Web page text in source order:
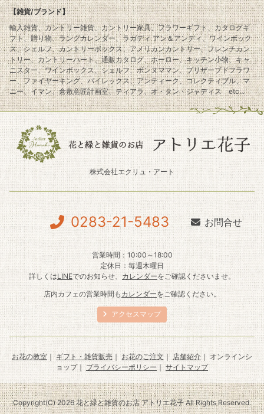
【雑貨/ブランド】
輸入雑貨、カントリー雑貨、カントリー家具、フラワーギフト、カタログギ
フト、贈り物、ラングカレンダー、ラガディ アン＆アンディ、ワインボック
ス、シェルフ、カントリーボックス、アメリカンカントリー、フレンチカン
トリー、カントリーハート、通販カタログ、ホーロー、キッチン小物、キャ
ニスター、ワインボックス、シェルフ、ボンヌママン、プリザーブドフラワ
ー、ファイヤーキング、パイレックス、アンティーク、コレクティブル、マ
ニー、イマン、倉敷意匠計画室、ティアラ、オ・タン・ジャディス etc...
株式会社エクリュ・アート
0283-21-5483 お問合せ
営業時間：10:00～18:00
定休日：毎週木曜日
詳しくはLINEでのお知らせ、カレンダーをご確認くださいませ。
店内カフェの営業時間も カレンダーをご確認ください。
アクセスマップ
お花の教室 ｜ギフト・雑貨販売｜お花のご注文 ｜ 店舗紹介｜ オンラインシ
ョップ｜プライバシーポリシー ｜ サイトマップ
Copyright(C) 2026 花と緑と雑貨のお店 アトリエ花子 All Rights Reserved.